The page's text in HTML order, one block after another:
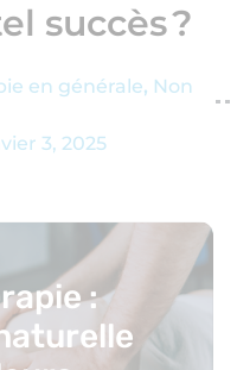
succès ?
en générale, Non
3, 2025
: